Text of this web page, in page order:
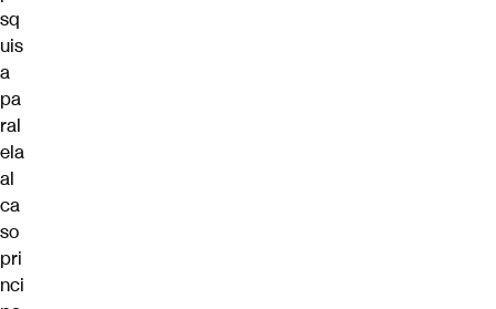
sq
uis
a
pa
ral
ela
al
ca
so
pri
nci